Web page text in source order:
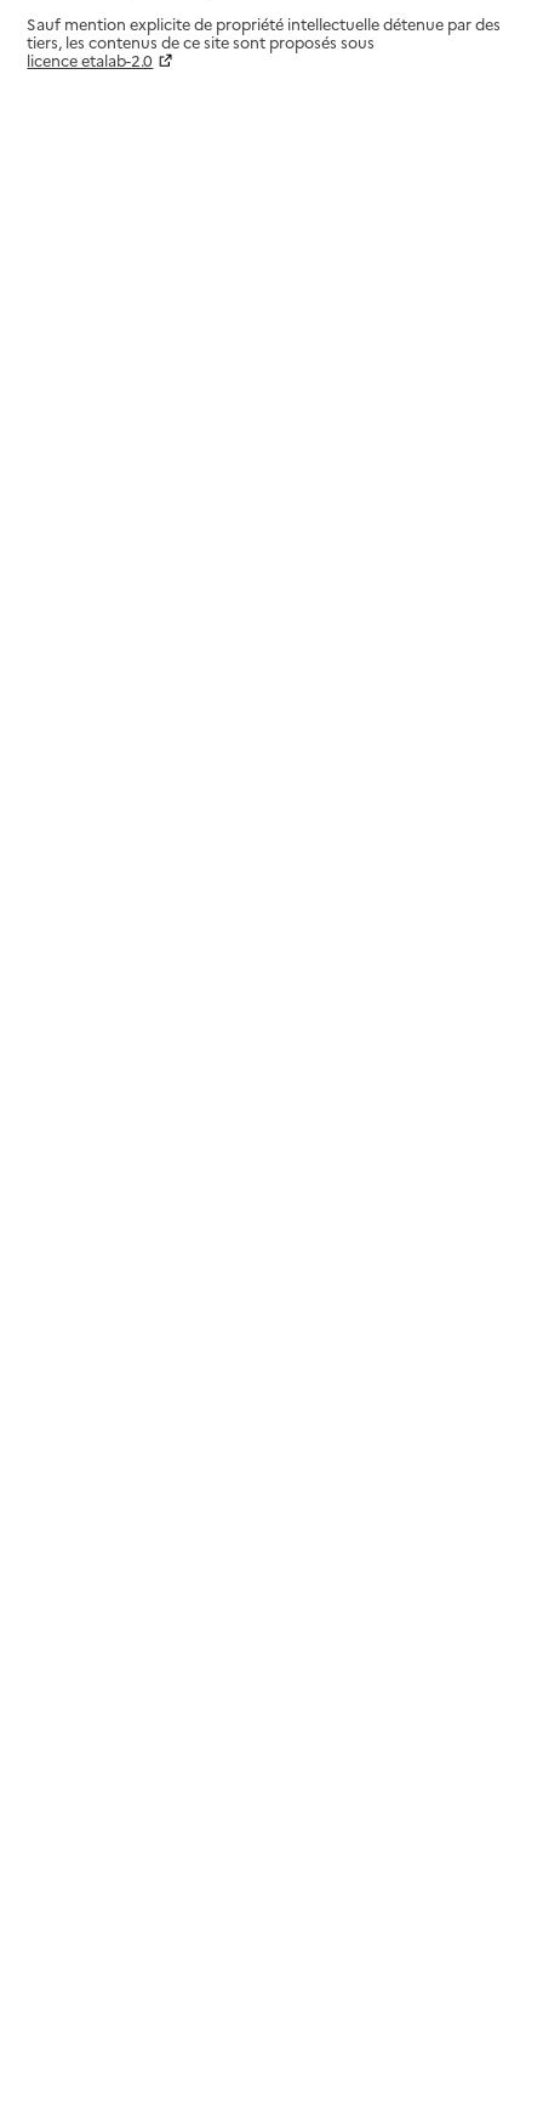
Sauf mention explicite de propriété intellectuelle détenue par des
tiers, les contenus de ce site sont proposés sous
licence etalab-2.0